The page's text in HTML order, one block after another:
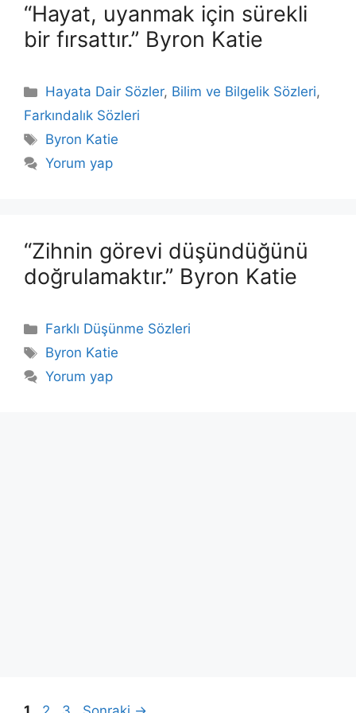
“Hayat, uyanmak için sürekli
bir fırsattır.” Byron Katie
Kategoriler
Hayata Dair Sözler, Bilim ve Bilgelik Sözleri,
Farkındalık Sözleri
Etiketler
Byron Katie
Yorum yap
“Zihnin görevi düşündüğünü
doğrulamaktır.” Byron Katie
Kategoriler
Farklı Düşünme Sözleri
Etiketler
Byron Katie
Yorum yap
SayfaSayfaSayfa